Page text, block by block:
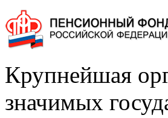
Крупнейшая
значимых